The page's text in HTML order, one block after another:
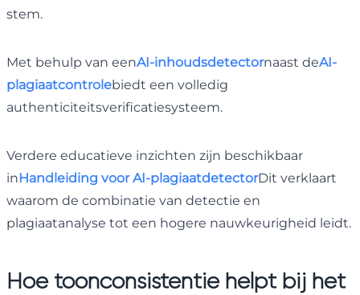
stem.
Met behulp van eenAI-inhoudsdetectornaast deAI-
plagiaatcontrolebiedt een volledig
authenticiteitsverificatiesysteem.
Verdere educatieve inzichten zijn beschikbaar
inHandleiding voor AI-plagiaatdetectorDit verklaart
waarom de combinatie van detectie en
plagiaatanalyse tot een hogere nauwkeurigheid leidt.
Hoe toonconsistentie helpt bij het